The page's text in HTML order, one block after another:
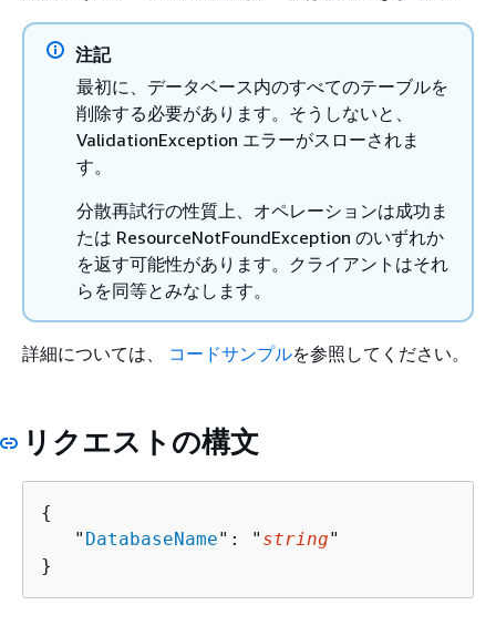
注記
最初に、データベース内のすべてのテーブルを
削除する必要があります。そうしないと、
ValidationException エラーがスローされま
す。
分散再試行の性質上、オペレーションは成功ま
たは ResourceNotFoundException のいずれか
を返す可能性があります。クライアントはそれ
らを同等とみなします。
詳細については、 コードサンプルを参照してください。
リクエストの構文
{
   "
DatabaseName": " string"
}